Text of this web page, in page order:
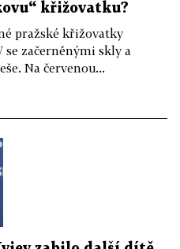
křižovatku?
pražské křižovatky
začerněnými skly a
Na červenou...